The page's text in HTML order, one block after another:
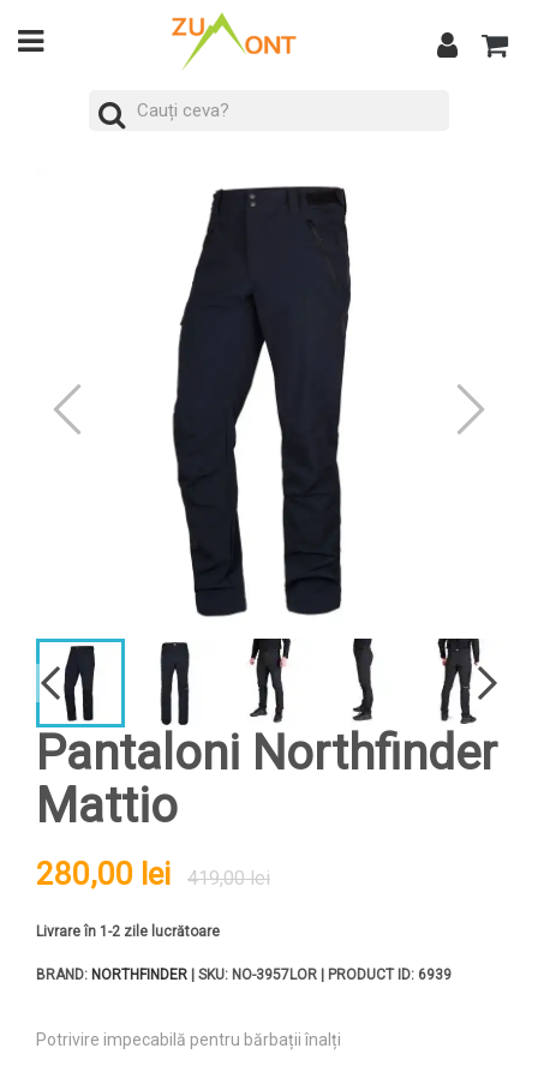
Pantaloni Northfinder
Mattio
280,00 lei 419,00 lei
Livrare în 1-2 zile lucrătoare
BRAND: NORTHFINDER | SKU: NO-3957LOR | PRODUCT ID: 6939
Potrivire impecabilă pentru bărbații înalți